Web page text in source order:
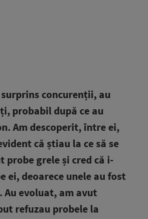
concurenții, au
probabil după ce au
Am descoperit, între ei,
că știau la ce să se
probe grele și cred că i-
ei, deoarece unele au fost
Au evoluat, am avut
refuzau probele la